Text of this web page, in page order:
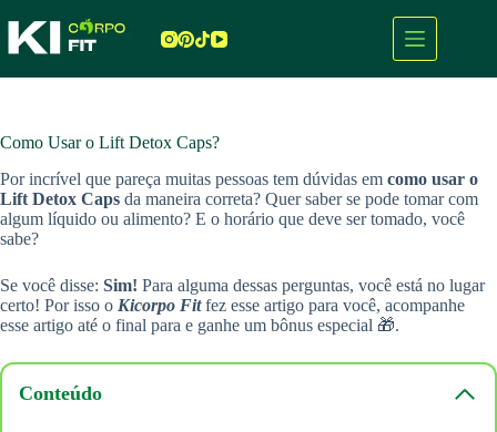
para
Como Usar o Lift Detox Caps?
Por incrível que pareça muitas pessoas tem dúvidas em como usar o
Lift Detox Caps da maneira correta? Quer saber se pode tomar com
algum líquido ou alimento? E o horário que deve ser tomado, você
sabe?
Se você disse: Sim! Para alguma dessas perguntas, você está no lugar
certo! Por isso o Kicorpo Fitfez esse artigo para você, acompanhe
esse artigo até o final para e ganhe um bônus especial 🎁.
Conteúdo